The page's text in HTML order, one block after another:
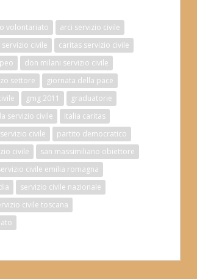
volontariato
arci servizio civile
civile
caritas servizio civile
don milani servizio civile
settore
giornata della pace
gmg 2011
graduatorie
servizio civile
italia caritas
civile
partito democratico
civile
san massimiliano obiettore
civile emilia romagna
servizio civile nazionale
civile toscana